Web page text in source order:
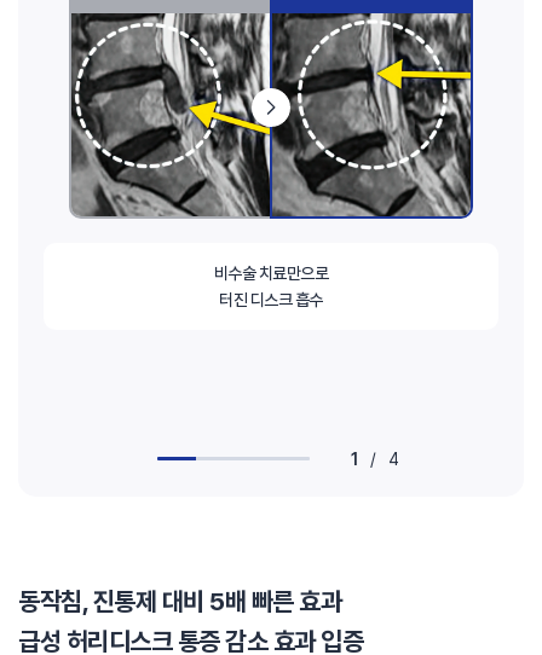
비수술 치료만으로
터진 디스크 흡수
1 / 4
동작침, 진통제 대비 5배 빠른 효과
급성 허리디스크 통증 감소 효과 입증